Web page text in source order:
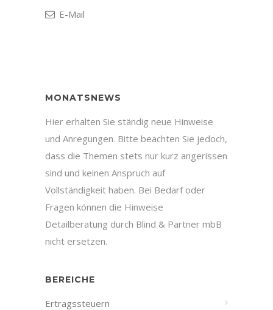
E-Mail
MONATSNEWS
Hier erhalten Sie ständig neue Hinweise
und Anregungen. Bitte beachten Sie jedoch,
dass die Themen stets nur kurz angerissen
sind und keinen Anspruch auf
Vollständigkeit haben. Bei Bedarf oder
Fragen können die Hinweise
Detailberatung durch Blind & Partner mbB
nicht ersetzen.
BEREICHE
Ertragssteuern